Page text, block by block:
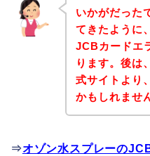
いかがだった
てきたように
JCBカードエ
ります。後は
式サイトより
かもしれませ
⇒オゾン水スプレーの